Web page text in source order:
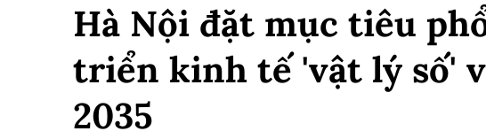
Hà Nội đặt mục tiêu
triển kinh tế 'vật lý số'
2035